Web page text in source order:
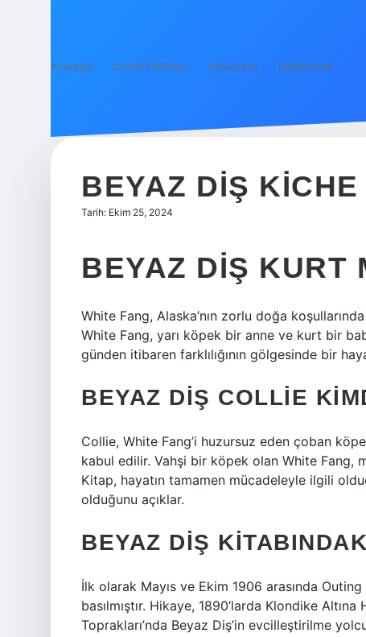
Anasayfa Gizlilik Politikası Yasal Uyarı Hakkımızda
BEYAZ DIŞ KICHE
Tarih: Ekim 25, 2024
BEYAZ DIŞ KURT
White Fang, Alaska’nın zorlu doğa
White Fang, yarı köpek bir anne ve kurt bir
günden itibaren farklılığının gölgesinde bir
BEYAZ DIŞ COLLIE
Collie, White Fang’i huzursuz eden çoban
kabul edilir. Vahşi bir köpek olan White Fang,
Kitap, hayatın tamamen mücadeleyle ilgili
olduğunu açıklar.
BEYAZ DIŞ
İlk olarak Mayıs ve Ekim 1906 arasında
basılmıştır. Hikaye, 1890’larda Klondike
Toprakları’nda Beyaz Diş’in evcilleştirilme